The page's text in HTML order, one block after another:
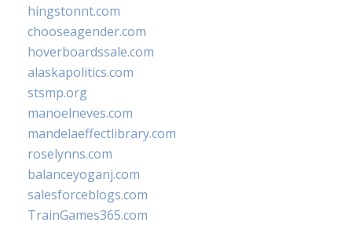
hingstonnt.com
chooseagender.com
hoverboardssale.com
alaskapolitics.com
stsmp.org
manoelneves.com
mandelaeffectlibrary.com
roselynns.com
balanceyoganj.com
salesforceblogs.com
TrainGames365.com